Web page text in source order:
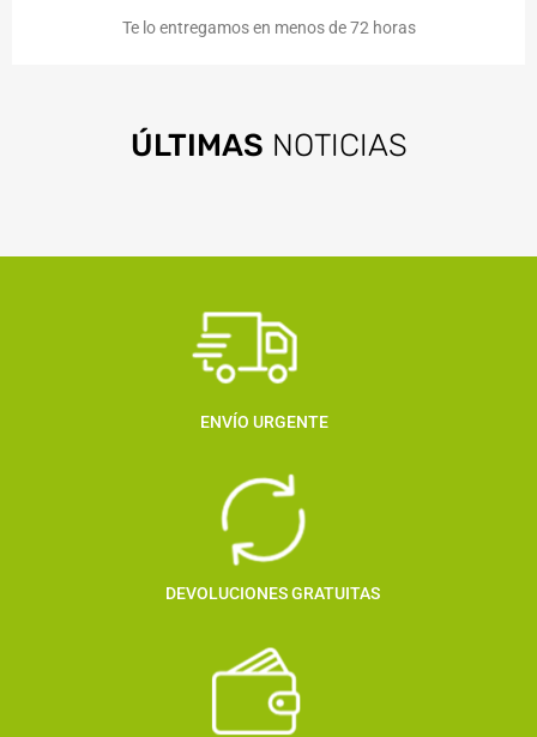
Te lo entregamos en menos de 72 horas
ÚLTIMAS NOTICIAS
ENVÍO URGENTE
DEVOLUCIONES GRATUITAS